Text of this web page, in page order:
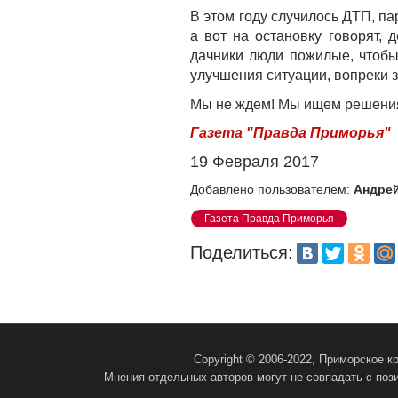
В этом году случилось ДТП,
а вот на остановку говорят,
дачники люди пожилые,
улучшения ситуации, вопреки
Мы не ждем! Мы ищем
Газета "Правда Приморья"
19 Февраля 2017
Добавлено пользователем:
Газета Правда Приморья
Поделиться:
Copyright © 2006-2022, Приморское
Мнения отдельных авторов могут не совпадать с